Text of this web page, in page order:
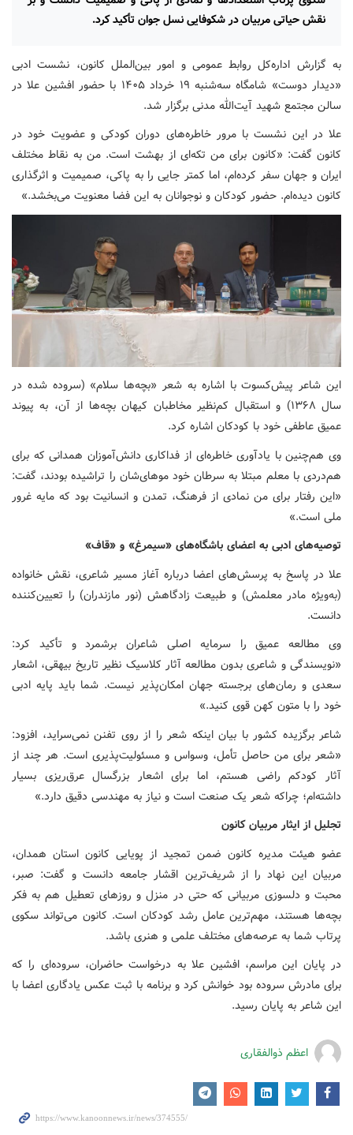
نقش حیاتی مربیان در شکوفایی نسل جوان تأکید کرد.
به گزارش اداره‌کل روابط عمومی و امور بین‌الملل کانون،‌ نشست ادبی
«دیدار دوست» شامگاه سه‌شنبه ۱۹ خرداد ۱۴۰۵ با حضور افشین علا در
سالن مجتمع شهید آیت‌الله مدنی برگزار شد.
علا در این نشست با مرور خاطره‌های دوران کودکی و عضویت خود در
کانون گفت: «کانون برای من تکه‌ای از بهشت است. من به نقاط مختلف
ایران و جهان سفر کرده‌ام، اما کمتر جایی را به پاکی، صمیمیت و اثرگذاری
کانون دیده‌ام. حضور کودکان و نوجوانان به این فضا معنویت می‌بخشد.»
این شاعر پیش‌کسوت با اشاره به شعر «بچه‌ها سلام» (سروده شده در
سال ۱۳۶۸) و استقبال کم‌نظیر مخاطبان کیهان بچه‌ها از آن، به پیوند
عمیق عاطفی خود با کودکان اشاره کرد.
وی هم‌چنین با یادآوری خاطره‌ای از فداکاری دانش‌آموزان همدانی که برای
هم‌دردی با معلم مبتلا به سرطان خود موهای‌شان را تراشیده بودند، گفت:
«این رفتار برای من نمادی از فرهنگ، تمدن و انسانیت بود که مایه غرور
ملی است.»
توصیه‌های ادبی به اعضای باشگاه‌های «سیمرغ» و «قاف»
علا در پاسخ به پرسش‌های اعضا درباره آغاز مسیر شاعری، نقش خانواده
(به‌ویژه مادر معلمش) و طبیعت زادگاهش (نور مازندران) را تعیین‌کننده
دانست.
وی مطالعه عمیق را سرمایه اصلی شاعران برشمرد و تأکید کرد:
«نویسندگی و شاعری بدون مطالعه آثار کلاسیک نظیر تاریخ بیهقی، اشعار
سعدی و رمان‌های برجسته جهان امکان‌پذیر نیست. شما باید پایه ادبی
خود را با متون کهن قوی کنید.»
شاعر برگزیده کشور با بیان اینکه شعر را از روی تفنن نمی‌سراید، افزود:
«شعر برای من حاصل تأمل، وسواس و مسئولیت‌پذیری است. هر چند از
آثار کودکم راضی هستم، اما برای اشعار بزرگسال عرق‌ریزی بسیار
داشته‌ام؛ چراکه شعر یک صنعت است و نیاز به مهندسی دقیق دارد.»
تجلیل از ایثار مربیان کانون
عضو هیئت مدیره کانون ضمن تمجید از پویایی کانون استان همدان،
مربیان این نهاد را از شریف‌ترین اقشار جامعه دانست و گفت: صبر،
محبت و دلسوزی مربیانی که حتی در منزل و روزهای تعطیل هم به فکر
بچه‌ها هستند، مهم‌ترین عامل رشد کودکان است. کانون می‌تواند سکوی
پرتاب شما به عرصه‌های مختلف علمی و هنری باشد.
در پایان این مراسم، افشین علا به درخواست حاضران، سروده‌ای را که
برای مادرش سروده بود خوانش کرد و برنامه با ثبت عکس یادگاری اعضا با
این شاعر به پایان رسید.
اعظم ذوالفقاری